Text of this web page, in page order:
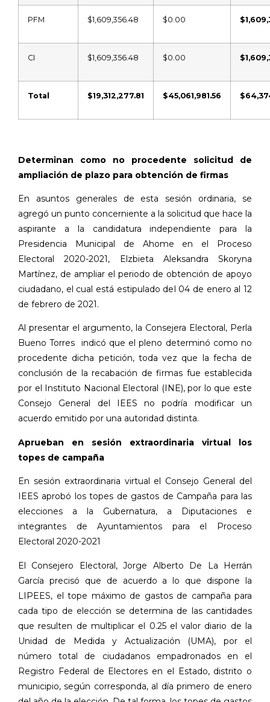
PFM $1,609,356.48 $0.00
CI $1,609,356.48 $0.00
Total $19,312,277.81 $45,061,981.56
Determinan como no procedente solicitud de
ampliación de plazo para obtención de firmas
En asuntos generales de esta sesión ordinaria, se
agregó un punto concerniente a la solicitud que hace la
aspirante a la candidatura independiente para la
Presidencia Municipal de Ahome en el Proceso
Electoral 2020-2021, Elzbieta Aleksandra Skoryna
Martínez, de ampliar el periodo de obtención de apoyo
ciudadano, el cual está estipulado del 04 de enero al 12
de febrero de 2021.
Al presentar el argumento, la Consejera Electoral, Perla
Bueno Torres
indicó que el pleno determinó como no
procedente dicha petición, toda vez que la fecha de
conclusión de la recabación de firmas fue establecida
por el Instituto Nacional Electoral (INE), por lo que este
Consejo General del IEES no podría modificar un
acuerdo emitido por una autoridad distinta.
Aprueban en sesión extraordinaria virtual los
topes de campaña
En sesión extraordinaria virtual el Consejo General del
IEES aprobó los topes de gastos de Campaña para las
elecciones a la Gubernatura, a Diputaciones e
integrantes de Ayuntamientos para el Proceso
Electoral 2020-2021
El Consejero Electoral, Jorge Alberto De La Herrán
García precisó que de acuerdo a lo que dispone la
LIPEES, el tope máximo de gastos de campaña para
cada tipo de elección se determina de las cantidades
que resulten de multiplicar el 0.25 el valor diario de la
Unidad de Medida y Actualización (UMA), por el
número total de ciudadanos empadronados en el
Registro Federal de Electores en el Estado, distrito o
municipio, según corresponda, al día primero de enero